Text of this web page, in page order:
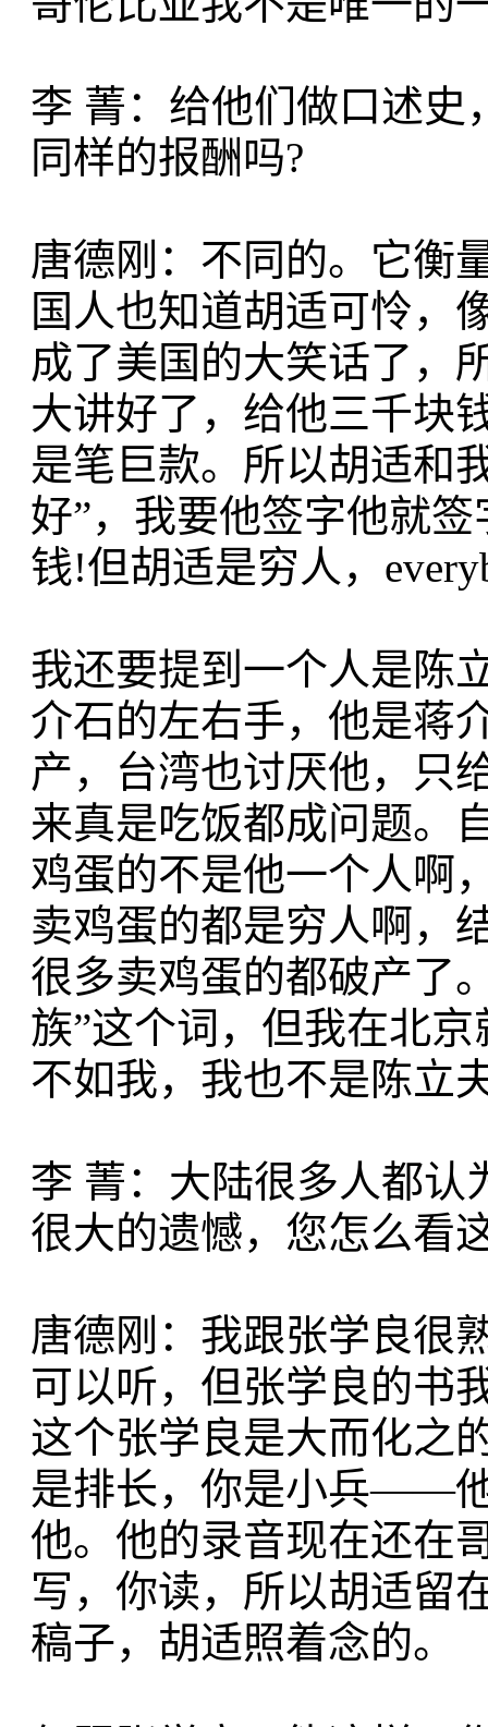
李 菁：给他们做口述史
同样的报酬吗?
唐德刚：不同的。它衡
国人也知道胡适可怜，
成了美国的大笑话了，
大讲好了，给他三千块
是笔巨款。所以胡适和
好”，我要他签字他就
钱!但胡适是穷人，
我还要提到一个人是陈
介石的左右手，他是蒋
产，台湾也讨厌他，只
来真是吃饭都成问题。
鸡蛋的不是他一个人啊
卖鸡蛋的都是穷人啊，
很多卖鸡蛋的都破产了
族”这个词，但我在北
不如我，我也不是陈立
李 菁：大陆很多人都认
很大的遗憾，您怎么看
唐德刚：我跟张学良很
可以听，但张学良的书
这个张学良是大而化
是排长，你是小兵——
他。他的录音现在还在
写，你读，所以胡适留
稿子，胡适照着念的。